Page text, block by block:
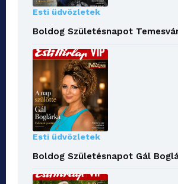
Esti üdvözletek
Boldog Születésnapot
Esti üdvözletek
Boldog Születésnapot Gál